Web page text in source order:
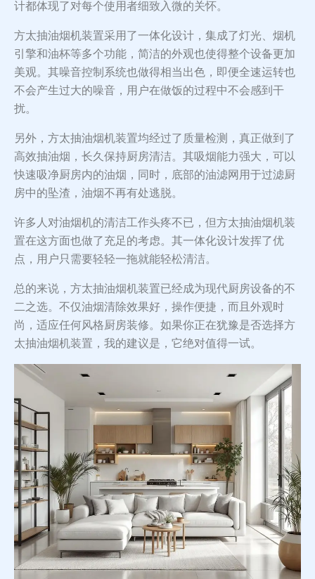
计都体现了对每个使用者细致入微的关怀。
方太抽油烟机装置采用了一体化设计，集成了灯光、烟机
引擎和油杯等多个功能，简洁的外观也使得整个设备更加
美观。其噪音控制系统也做得相当出色，即便全速运转也
不会产生过大的噪音，用户在做饭的过程中不会感到干
扰。
另外，方太抽油烟机装置均经过了质量检测，真正做到了
高效抽油烟，长久保持厨房清洁。其吸烟能力强大，可以
快速吸净厨房内的油烟，同时，底部的油滤网用于过滤厨
房中的坠渣，油烟不再有处逃脱。
许多人对油烟机的清洁工作头疼不已，但方太抽油烟机装
置在这方面也做了充足的考虑。其一体化设计发挥了优
点，用户只需要轻轻一拖就能轻松清洁。
总的来说，方太抽油烟机装置已经成为现代厨房设备的不
二之选。不仅油烟清除效果好，操作便捷，而且外观时
尚，适应任何风格厨房装修。如果你正在犹豫是否选择方
太抽油烟机装置，我的建议是，它绝对值得一试。